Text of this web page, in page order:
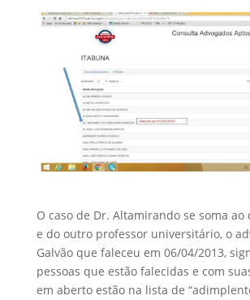
O caso de Dr. Altamirando se soma ao
e do outro professor universitário, o
Galvão que faleceu em 06/04/2013,
pessoas que estão falecidas e com
em aberto estão na lista de